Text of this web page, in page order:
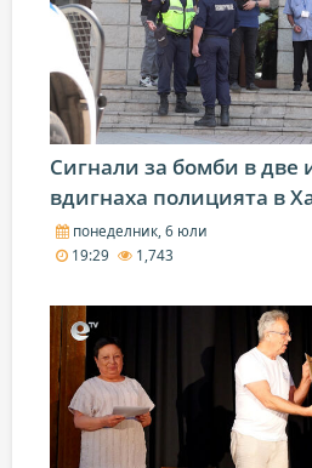
Сигнали за бомби в две
вдигнаха полицията в
понеделник, 6 юли
19:29
1,743